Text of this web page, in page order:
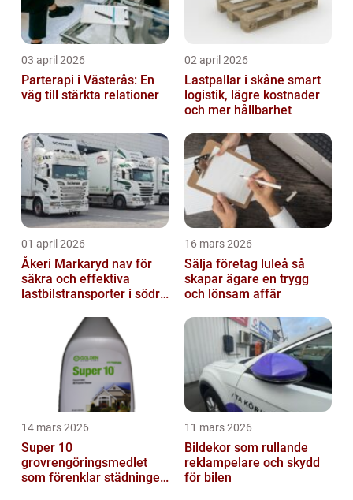
03 april 2026
Parterapi i Västerås: En
väg till stärkta relationer
02 april 2026
Lastpallar i skåne smart
logistik, lägre kostnader
och mer hållbarhet
01 april 2026
Åkeri Markaryd nav för
säkra och effektiva
lastbilstransporter i södra
16 mars 2026
Sälja företag luleå så
skapar ägare en trygg
och lönsam affär
14 mars 2026
Super 10
grovrengöringsmedlet
som förenklar städningen
11 mars 2026
Bildekor som rullande
reklampelare och skydd
för bilen